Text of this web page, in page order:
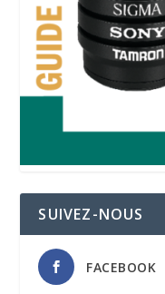
SUIVEZ-NOUS
FACEBOOK